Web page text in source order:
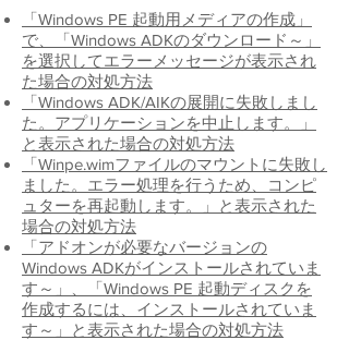
「Windows PE 起動用メディアの作成」
で、「Windows ADKのダウンロード～」
を選択してエラーメッセージが表示され
た場合の対処方法
「Windows ADK/AIKの展開に失敗しまし
た。アプリケーションを中止します。」
と表示された場合の対処方法
「Winpe.wimファイルのマウントに失敗し
ました。エラー処理を行うため、コンピ
ュターを再起動します。」と表示された
場合の対処方法
「アドオンが必要なバージョンの
Windows ADKがインストールされていま
す～」、「Windows PE 起動ディスクを
作成するには、インストールされていま
す～」と表示された場合の対処方法